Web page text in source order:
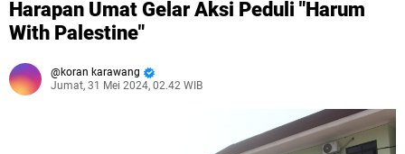
Harapan Umat Gelar Aksi Peduli "Harum
With Palestine"
koran karawang
Jumat, 31 Mei 2024, 02.42 WIB